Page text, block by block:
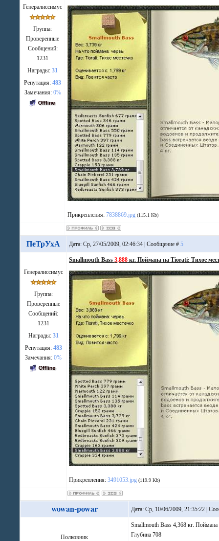
Генералиссимус
Группа:
Проверенные
Сообщений:
1231
Награды:31
Репутация:483
Замечания: 0%
Прикрепления:7838869.jpg (115.1 Kb)
ПеТрУхА Дата: Ср, 27/05/2009, 02:46:34 | Сообщение #5
Генералиссимус
Группа:
Проверенные
Сообщений:
1231
Награды: 31
Репутация: 483
Замечания:0%
Smallmouth Bass3,888 кг. Поймана на Tiorati: Тихое
Прикрепления:3491053.jpg (119.9 Kb)
wowan-powar Дата: Ср, 10/06/2009, 21:35:22 |
Полковник
Smallmouth Bass 4,368 кг.
Глубина 708